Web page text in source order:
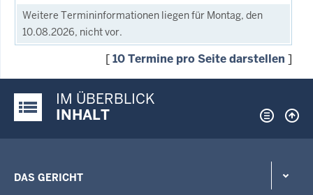
Weitere Termininformationen liegen für Montag, den
10.08.2026, nicht vor.
[10 Termine pro Seite darstellen ]
Justiz-Portal im Überblick:
IM ÜBERBLICK
INHALT
DAS GERICHT